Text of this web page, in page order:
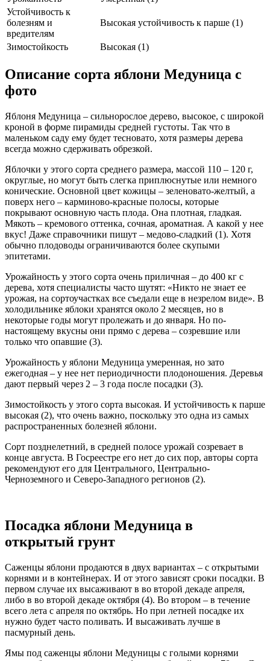
Устойчивость к
болезням и
вредителям
Высокая устойчивость к парше (1)
Зимостойкость Высокая (1)
Описание сорта яблони Медуница с
фото
Яблоня Медуница – сильнорослое дерево, высокое, с широкой
кроной в форме пирамиды средней густоты. Так что в
маленьком саду ему будет тесновато, хотя размеры дерева
всегда можно сдерживать обрезкой.
Яблочки у этого сорта среднего размера, массой 110 – 120 г,
округлые, но могут быть слегка приплюснутые или немного
конические. Основной цвет кожицы – зеленовато-желтый, а
поверх него – карминово-красные полосы, которые
покрывают основную часть плода. Она плотная, гладкая.
Мякоть – кремового оттенка, сочная, ароматная. А какой у нее
вкус! Даже справочники пишут – медово-сладкий (1). Хотя
обычно плодоводы ограничиваются более скупыми
эпитетами.
Урожайность у этого сорта очень приличная – до 400 кг с
дерева, хотя специалисты часто шутят: «Никто не знает ее
урожая, на сортоучастках все съедали еще в незрелом виде». В
холодильнике яблоки хранятся около 2 месяцев, но в
некоторые годы могут пролежать и до января. Но по-
настоящему вкусны они прямо с дерева – созревшие или
только что опавшие (3).
Урожайность у яблони Медуница умеренная, но зато
ежегодная – у нее нет периодичности плодоношения. Деревья
дают первый через 2 – 3 года после посадки (3).
Зимостойкость у этого сорта высокая. И устойчивость к парше
высокая (2), что очень важно, поскольку это одна из самых
распространенных болезней яблони.
Сорт позднелетний, в средней полосе урожай созревает в
конце августа. В Госреестре его нет до сих пор, авторы сорта
рекомендуют его для Центрального, Центрально-
Черноземного и Северо-Западного регионов (2).
Посадка яблони Медуница в
открытый грунт
Саженцы яблони продаются в двух вариантах – с открытыми
корнями и в контейнерах. И от этого зависят сроки посадки. В
первом случае их высаживают в во второй декаде апреля,
либо в во второй декаде октября (4). Во втором – в течение
всего лета с апреля по октябрь. Но при летней посадке их
нужно будет часто поливать. И высаживать лучше в
пасмурный день.
Ямы под саженцы яблони Медуницы с голыми корнями